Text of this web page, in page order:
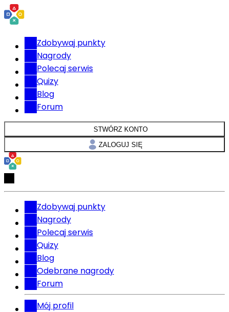
Zdobywaj punkty
Nagrody
Polecaj serwis
Quizy
Blog
Forum
STWÓRZ KONTO
ZALOGUJ SIĘ
Zdobywaj punkty
Nagrody
Polecaj serwis
Quizy
Blog
Odebrane nagrody
Forum
Mój profil